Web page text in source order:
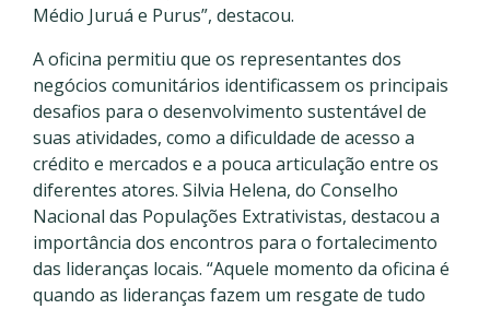
Médio Juruá e Purus”, destacou.
A oficina permitiu que os representantes dos
negócios comunitários identificassem os principais
desafios para o desenvolvimento sustentável de
suas atividades, como a dificuldade de acesso a
crédito e mercados e a pouca articulação entre os
diferentes atores. Silvia Helena, do Conselho
Nacional das Populações Extrativistas, destacou a
importância dos encontros para o fortalecimento
das lideranças locais. “Aquele momento da oficina é
quando as lideranças fazem um resgate de tudo